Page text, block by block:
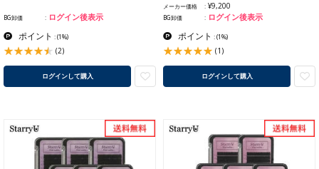
BG卸価 ログイン後表示
ポイント :(1%)
(2)
ログインして購入
メーカー価格 ¥9,200
BG卸価 ログイン後表示
ポイント :(1%)
(1)
ログインして購入